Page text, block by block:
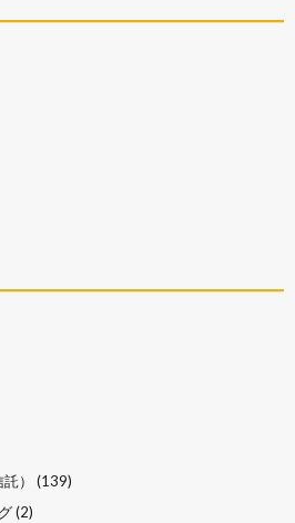
）
(139)
(2)